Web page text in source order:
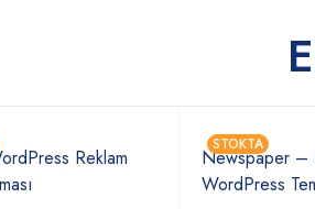
Reklam
STOKTA
Newspaper –
WordPress